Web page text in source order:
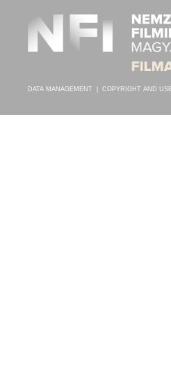
DATA MANAGEMENT COPYRIGHT AND